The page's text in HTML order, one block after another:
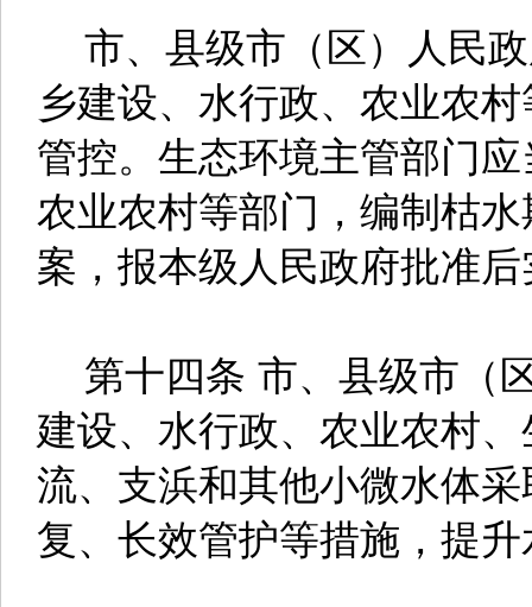
市、县级市（区）人民
乡建设、水行政、农业农
管控。生态环境主管部门
农业农村等部门，编制枯
案，报本级人民政府批准
第十四条 市、县级市（
建设、水行政、农业农村
流、支浜和其他小微水体
复、长效管护等措施，提